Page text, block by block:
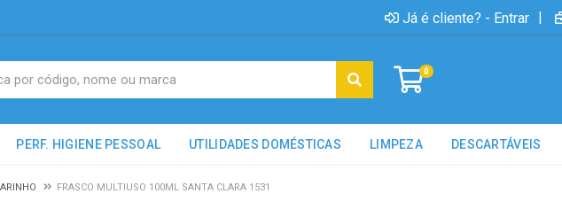
Já é cliente? - Entrar |
0
PERF. HIGIENE PESSOAL UTILIDADES DOMÉSTICAS LIMPEZA DESCARTÁVEIS
FRASCO MULTIUSO 100ML SANTA CLARA 1531